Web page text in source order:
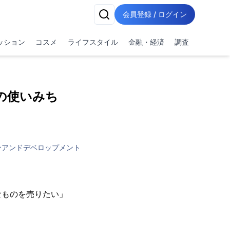
会員登録 / ログイン
ション コスメ ライフスタイル 金融・経済 調査
使いみち
ンドデベロップメント
のを売りたい」